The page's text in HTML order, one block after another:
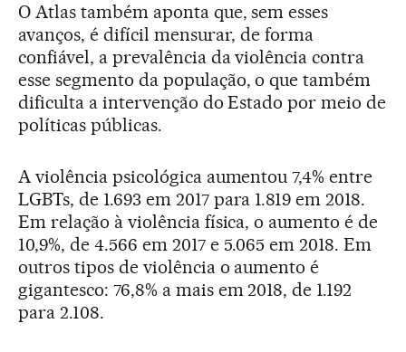
O Atlas também aponta que, sem esses
avanços, é difícil mensurar, de forma
confiável, a prevalência da violência contra
esse segmento da população, o que também
dificulta a intervenção do Estado por meio de
políticas públicas.
A violência psicológica aumentou 7,4% entre
LGBTs, de 1.693 em 2017 para 1.819 em 2018.
Em relação à violência física, o aumento é de
10,9%, de 4.566 em 2017 e 5.065 em 2018. Em
outros tipos de violência o aumento é
gigantesco: 76,8% a mais em 2018, de 1.192
para 2.108.